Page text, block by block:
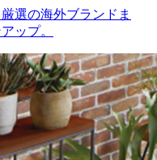
選の海外ブランドま
ップ。